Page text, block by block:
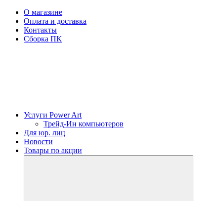
О магазине
Оплата и доставка
Контакты
Сборка ПК
Услуги Power Art
Трейд-Ин компьютеров
Для юр. лиц
Новости
Товары по акции